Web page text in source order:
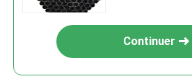
Continuer